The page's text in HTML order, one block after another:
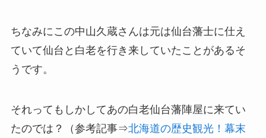
ちなみにこの中山久蔵さんは元は仙台藩士に仕え
ていて仙台と白老を行き来していたことがあるそ
うです。
それってもしかしてあの白老仙台藩陣屋に来てい
たのでは？（参考記事⇒北海道の歴史観光！幕末